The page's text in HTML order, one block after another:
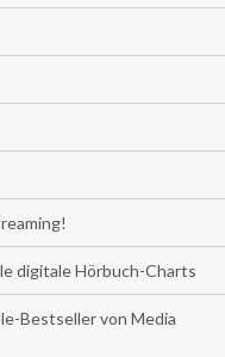
digitale Hörbuch-Charts
Bestseller von Media